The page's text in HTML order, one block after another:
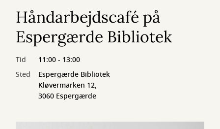
Håndarbejdscafé på
Espergærde Bibliotek
Tid
11:00 - 13:00
Sted
Espergærde Bibliotek
Kløvermarken 12,
3060 Espergærde